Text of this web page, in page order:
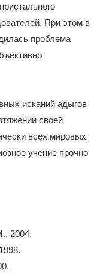
При этом в
проблема
исканий адыгов
своей
всех мировых
учение прочно
2004.